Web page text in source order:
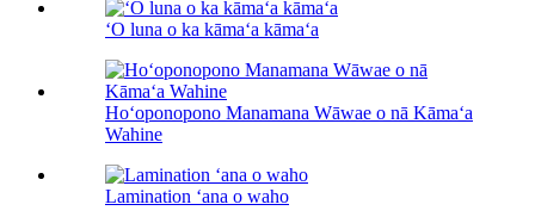
ʻO luna o ka kāmaʻa kāmaʻa
Hoʻoponopono Manamana Wāwae o nā Kāmaʻa
Wahine
Lamination ʻana o waho